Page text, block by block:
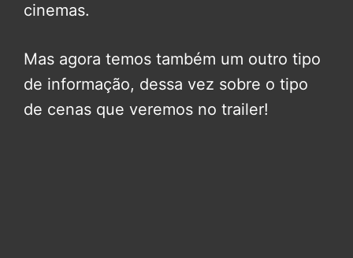
cinemas.
Mas agora temos também um outro tipo
de informação, dessa vez sobre o tipo
de cenas que veremos no trailer!